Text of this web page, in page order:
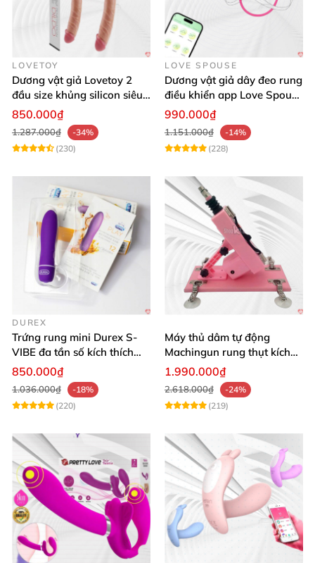
LOVETOY
Dương vật giả Lovetoy 2
đầu size khủng silicon siêu
mềm có thể uốn
850.000₫
1.287.000₫
-34%
(230)
LOVE SPOUSE
Dương vật giả dây đeo rung
điều khiển app Love Spouse
thỏa mãn
990.000₫
1.151.000₫
-14%
(228)
DUREX
Trứng rung mini Durex S-
VIBE đa tần số kích thích
điểm G
850.000₫
1.036.000₫
-18%
(220)
Máy thủ dâm tự động
Machingun rung thụt kích
thích âm đạo cực phê
1.990.000₫
2.618.000₫
-24%
(219)